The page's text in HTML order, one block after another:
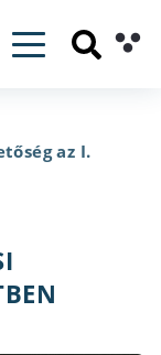
Toggle
az I.